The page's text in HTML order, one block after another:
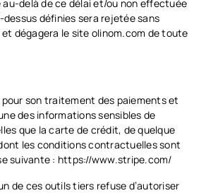
delà de ce délai et/ou non effectuée
définies sera rejetée sans
dégagera le site olinom.com de toute
pour son traitement des paiements et
des informations sensibles de
que la carte de crédit, de quelque
les conditions contractuelles sont
suivante : https://www.stripe.com/
de ces outils tiers refuse d’autoriser